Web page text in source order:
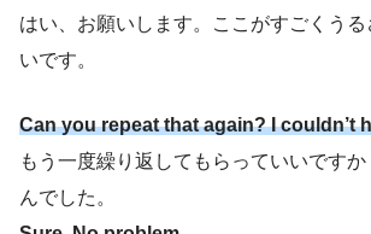
はい、お願いします。ここがすごくう
いです。
Can you repeat that again? I couldn’t
もう一度繰り返してもらっていいです
んでした。